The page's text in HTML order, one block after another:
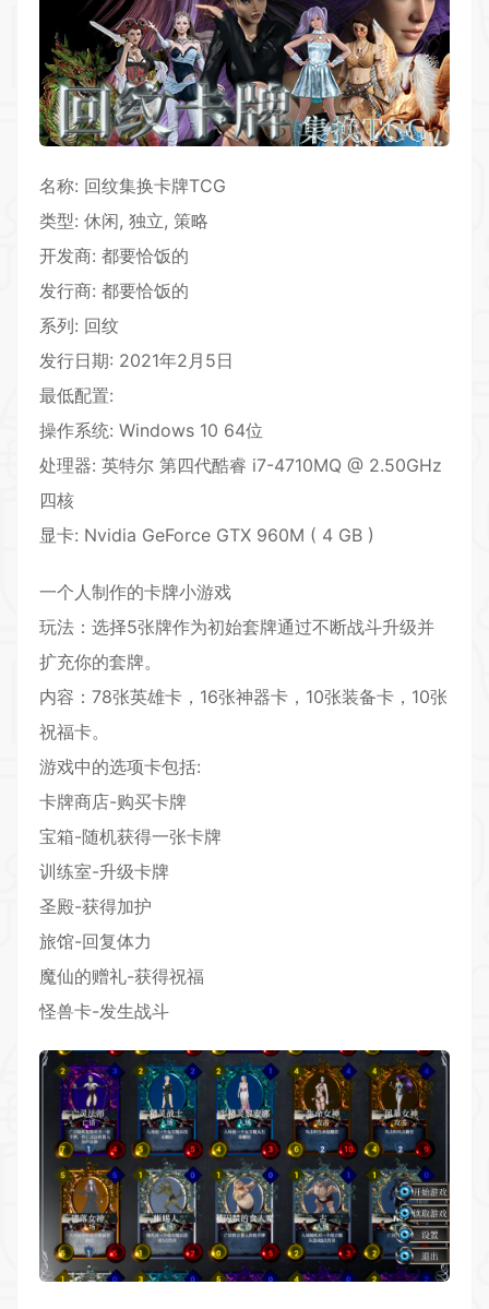
名称: 回纹集换卡牌TCG
类型: 休闲, 独立, 策略
开发商: 都要恰饭的
发行商: 都要恰饭的
系列: 回纹
发行日期: 2021年2月5日
最低配置:
操作系统: Windows 10 64位
处理器: 英特尔 第四代酷睿 i7-4710MQ @ 2.50GHz
四核
显卡: Nvidia GeForce GTX 960M ( 4 GB )
一个人制作的卡牌小游戏
玩法：选择5张牌作为初始套牌通过不断战斗升级并
扩充你的套牌。
内容：78张英雄卡，16张神器卡，10张装备卡，10张
祝福卡。
游戏中的选项卡包括:
卡牌商店-购买卡牌
宝箱-随机获得一张卡牌
训练室-升级卡牌
圣殿-获得加护
旅馆-回复体力
魔仙的赠礼-获得祝福
怪兽卡-发生战斗